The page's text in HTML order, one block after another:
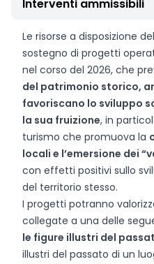
Interventi ammissibili
Le risorse a disposizione
sostegno di progetti
nel corso del 2026, che
del patrimonio storico,
favoriscano lo sviluppo
la sua fruizione, in
turismo che promuova la
locali e l’emersione dei
con effetti positivi sullo
del territorio stesso.
I progetti potranno
collegate a una delle
le figure illustri del
illustri del passato di un